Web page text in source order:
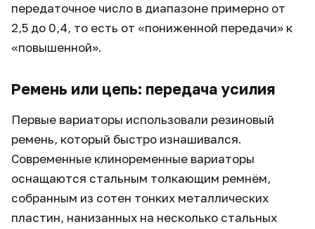
передаточное число в диапазоне примерно от
2,5 до 0,4, то есть от «пониженной передачи» к
«повышенной».
Ремень или цепь: передача усилия
Первые вариаторы использовали резиновый
ремень, который быстро изнашивался.
Современные клиноременные вариаторы
оснащаются стальным толкающим ремнём,
собранным из сотен тонких металлических
пластин, нанизанных на несколько стальных